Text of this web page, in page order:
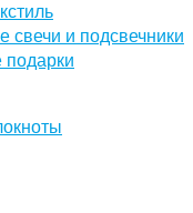
свечи и подсвечники